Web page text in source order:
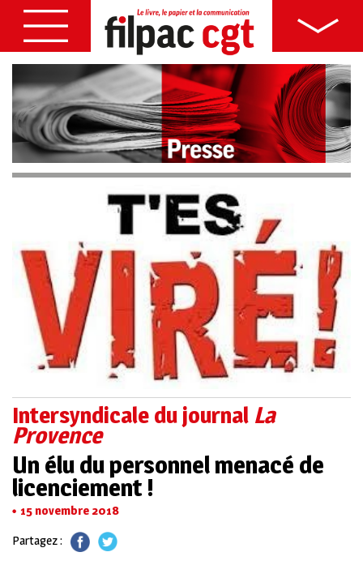
Intersyndicale du journal La
Provence
Un élu du personnel menacé de
licenciement !
15 novembre 2018
Partagez :